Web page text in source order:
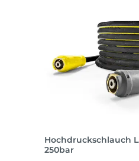
Hochdruckschlauch
250bar